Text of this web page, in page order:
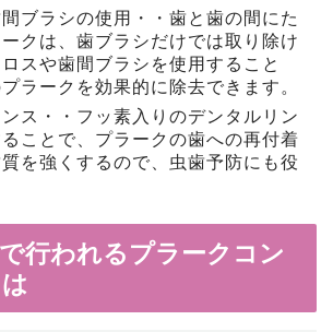
ブラシの使用・・歯と歯の間にた
クは、歯ブラシだけでは取り除け
スや歯間ブラシを使用すること
ラークを効果的に除去できます。
ス・・フッ素入りのデンタルリン
ことで、プラークの歯への再付着
を強くするので、虫歯予防にも役
行われるプラークコン